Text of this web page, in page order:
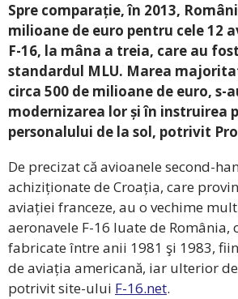
Spre comparație, în 2013,
milioane de euro pentru cele 12
F-16, la mâna a treia, care au
standardul MLU. Marea
circa 500 de milioane de euro, s-
modernizarea lor și în instruirea
personalului de la sol, potrivit Pro
De precizat că avioanele second-
achiziționate de Croația, care
aviației franceze, au o vechime
aeronavele F-16 luate de România,
fabricate între anii 1981 şi 1983,
de aviația americană, iar ulterior
potrivit site-ului F-16.net.